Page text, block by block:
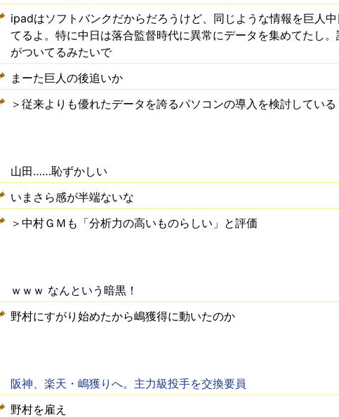
ipadはソフトバンクだからだろうけど、同じような情報を巨人
てるよ。特に中日は落合監督時代に異常にデータを集めてたし
がついてるみたいで
まーた巨人の後追いか
＞従来よりも優れたデータを誇るパソコンの導入を検討している
山田……恥ずかしい
いまさら感が半端ないな
＞中村ＧＭも「分析力の高いものらしい」と評価
ｗｗｗ なんという暗黒！
野村にすがり始めたから嶋獲得に動いたのか
阪神、楽天・嶋獲りへ。主力級投手を交換要員
野村を雇え